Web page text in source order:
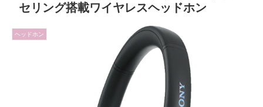
セリング搭載ワイヤレスヘッドホン
ヘッドホン